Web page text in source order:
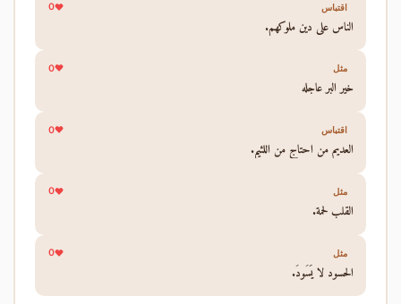
اقتباس 0
الناس على دين ملوكهم.
مثل 0
خير البر عاجله
اقتباس 0
العديم من احتاج من اللئيم.
مثل 0
القلب لحمة.
مثل 0
الحسود لا يَسُودُ.